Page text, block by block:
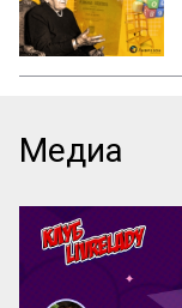
Медиа